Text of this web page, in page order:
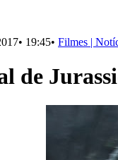
• 19:45• Filmes |
de